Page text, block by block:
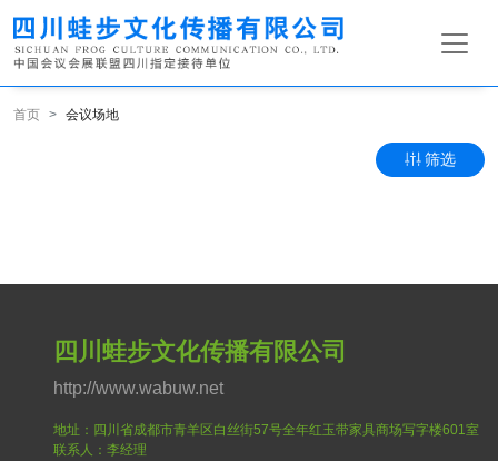
首页 会议场地
筛选
四川蛙步文化传播有限公司
http://www.wabuw.net
地址：四川省成都市青羊区白丝街57号全年红玉带家具商场写字楼601室
联系人：李经理